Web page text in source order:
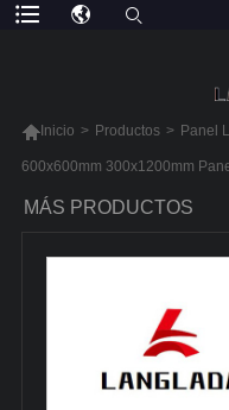
Inicio > Productos > Panel
600x600mm 300x1200mm
MÁS PRODUCTOS